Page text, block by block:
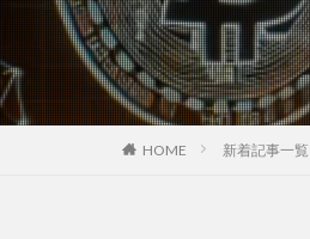
HOME 新着記事一覧